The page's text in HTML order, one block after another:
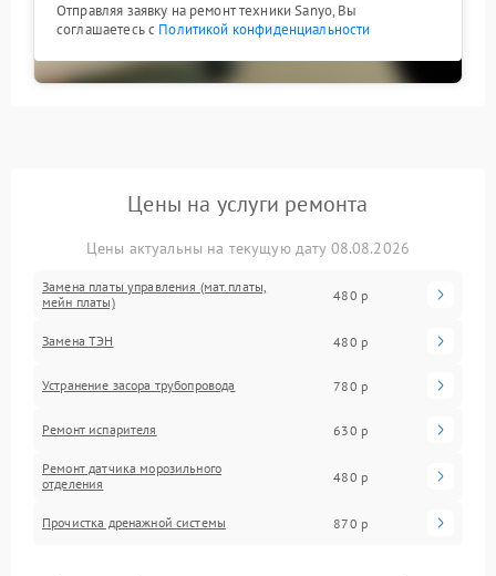
Отправляя заявку на ремонт техники Sanyo, Вы
соглашаетесь с Политикой конфиденциальности
Цены на услуги ремонта
Цены актуальны на текущую дату 08.08.2026
Замена платы управления (мат.платы,
мейн платы)
480 р
Замена ТЭН 480 р
Устранение засора трубопровода 780 р
Ремонт испарителя 630 р
Ремонт датчика морозильного
отделения
480 р
Прочистка дренажной системы 870 р